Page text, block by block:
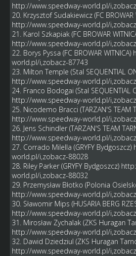
http://www.speedway-world.pl/
20. Krzysztof Sudakiewicz (FC BROWAR
http://www.speedway-world.pl/
21. Karol Szkapiak (FC BROWAR
http://www.speedway-world.pl/
22. Borys Pyssa (FC BROWAR WITNICA)
world.pl/i,zobacz-87743
23. Milton Temple (Stal SEQUENTIAL
http://www.speedway-world.pl/
24. Franco Bodogai (Stal SEQUENTIAL
http://www.speedway-world.pl/
25. Nicodemo Bracci (TARZAN'S TEAM
http://www.speedway-world.pl/
26. Jens Schindler (TARZAN'S TEAM
http://www.speedway-world.pl/
27. Corrado Milella (GRYFY Bydgoszcz)
world.pl/i,zobacz-88028
28. Riley Parker (GRYFY Bydgoszcz)
world.pl/i,zobacz-88032
29. Przemysław Błotko (Polonia
http://www.speedway-world.pl/
30. Sławomir Mips (HUSARIA BERG
http://www.speedway-world.pl/
31. Mirosław Zychalak (ZKS Huragan
http://www.speedway-world.pl/
32. Dawid Dziedziul (ZKS Huragan
http://www.speedway-world.pl/